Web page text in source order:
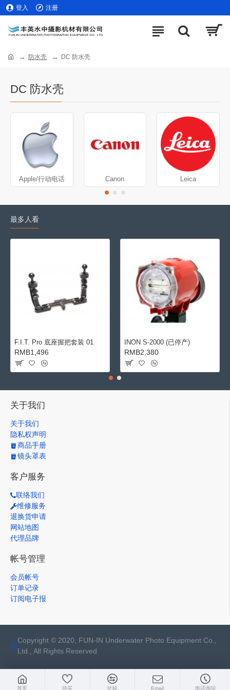
登入 注册
防水壳 DC 防水壳
DC 防水壳
Apple/行动电话 Canon Leica
最多人看
F.I.T. Pro 底座握把套装 01
RMB1,496
INON S-2000 (已停产)
RMB2,380
关于我们
关于我们
隐私权声明
商品手册
镜头罩表
客户服务
联络我们
维修服务
退换货申请
网站地图
代理品牌
帐号管理
会员帐号
订单记录
订阅电子报
Copyright © 2020, FUN-IN Underwater Photo Equipment Co.,
Ltd., All Rights Reserved
首页 待买 比较 Email 电话询问